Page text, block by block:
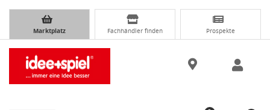
Marktplatz Fachhändler finden Prospekte